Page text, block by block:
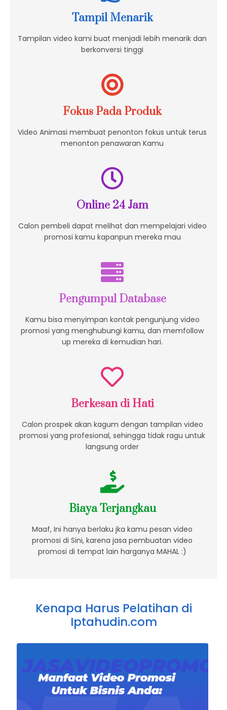
Tampil Menarik
Tampilan video kami buat menjadi lebih menarik dan
berkonversi tinggi
Fokus Pada Produk
Video Animasi membuat penonton fokus untuk terus
menonton penawaran Kamu
Online 24 Jam
Calon pembeli dapat melihat dan mempelajari video
promosi kamu kapanpun mereka mau
Pengumpul Database
Kamu bisa menyimpan kontak pengunjung video
promosi yang menghubungi kamu, dan memfollow
up mereka di kemudian hari.
Berkesan di Hati
Calon prospek akan kagum dengan tampilan video
promosi yang profesional, sehingga tidak ragu untuk
langsung order
Biaya Terjangkau
Maaf, Ini hanya berlaku jka kamu pesan video
promosi di Sini, karena jasa pembuatan video
promosi di tempat lain harganya MAHAL :)
Kenapa Harus Pelatihan di
Iptahudin.com